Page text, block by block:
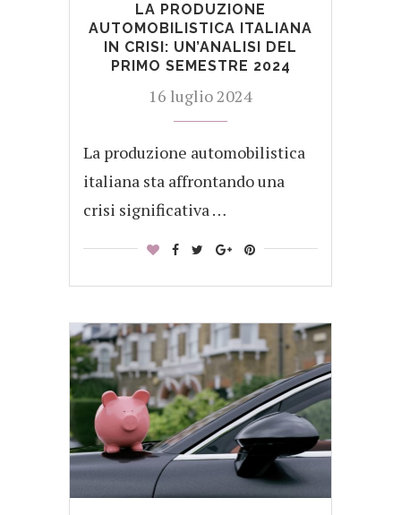
LA PRODUZIONE
AUTOMOBILISTICA ITALIANA
IN CRISI: UN’ANALISI DEL
PRIMO SEMESTRE 2024
16 luglio 2024
La produzione automobilistica
italiana sta affrontando una
crisi significativa …